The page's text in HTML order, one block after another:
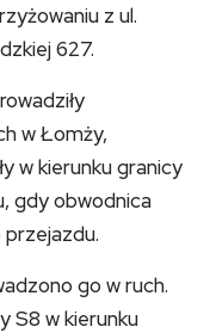
z ul.
627.
w Łomży,
w kierunku granicy
gdy obwodnica
go w ruch.
S8 w kierunku